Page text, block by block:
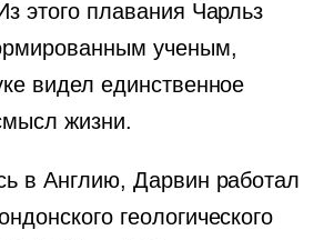
этого плавания Чарльз
ученым,
видел единственное
жизни.
в Англию, Дарвин работал
геологического